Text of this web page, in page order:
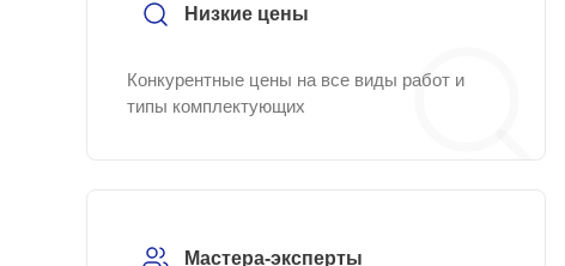
Низкие цены
Конкурентные цены на все виды работ и
типы комплектующих
Мастера-эксперты